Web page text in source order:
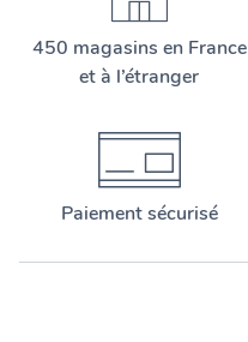
450 magasins en France
et à l’étranger
Paiement sécurisé